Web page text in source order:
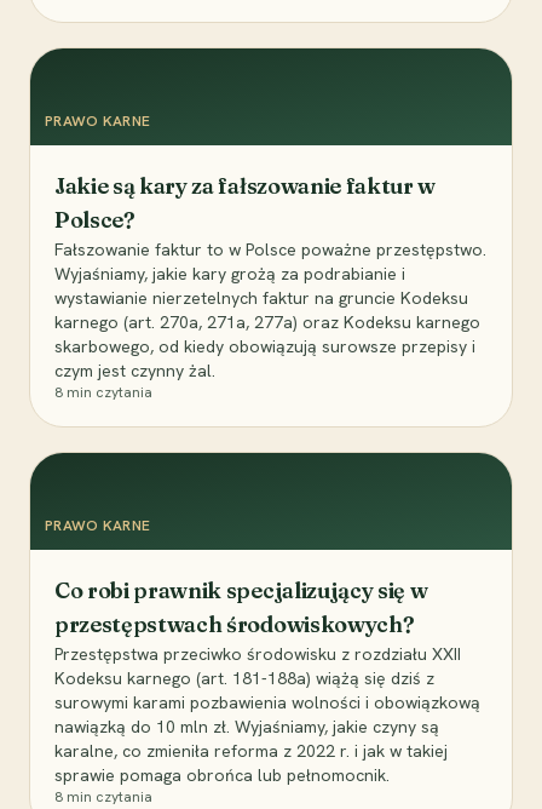
PRAWO KARNE
Jakie są kary za fałszowanie faktur w
Polsce?
Fałszowanie faktur to w Polsce poważne przestępstwo.
Wyjaśniamy, jakie kary grożą za podrabianie i
wystawianie nierzetelnych faktur na gruncie Kodeksu
karnego (art. 270a, 271a, 277a) oraz Kodeksu karnego
skarbowego, od kiedy obowiązują surowsze przepisy i
czym jest czynny żal.
8 min czytania
PRAWO KARNE
Co robi prawnik specjalizujący się w
przestępstwach środowiskowych?
Przestępstwa przeciwko środowisku z rozdziału XXII
Kodeksu karnego (art. 181-188a) wiążą się dziś z
surowymi karami pozbawienia wolności i obowiązkową
nawiązką do 10 mln zł. Wyjaśniamy, jakie czyny są
karalne, co zmieniła reforma z 2022 r. i jak w takiej
sprawie pomaga obrońca lub pełnomocnik.
8 min czytania